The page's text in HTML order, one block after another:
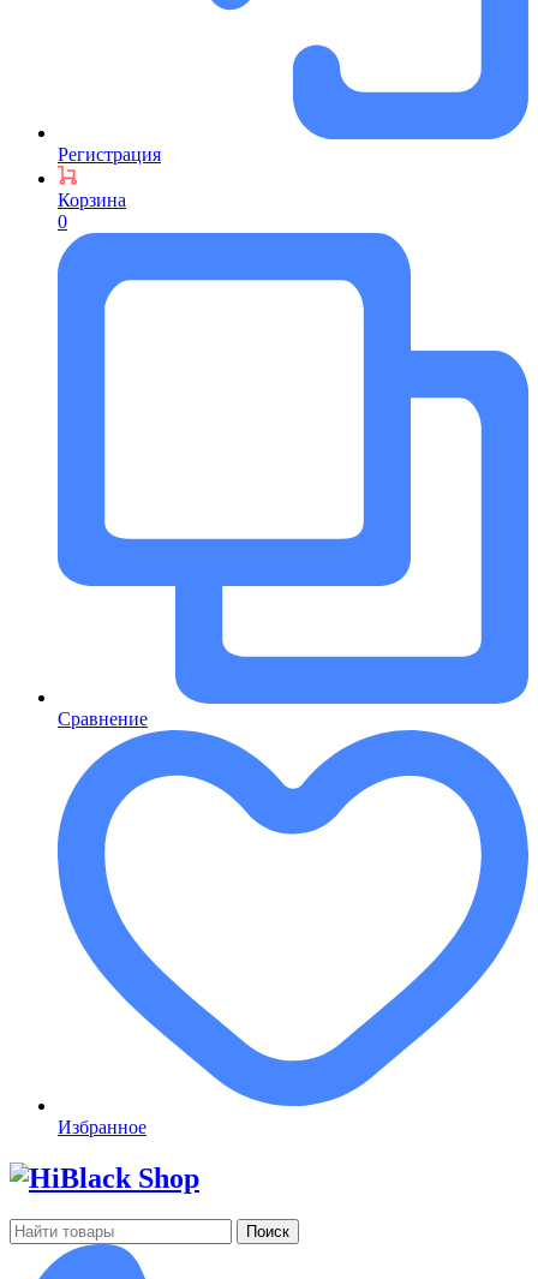
Регистрация
Корзина
0
Сравнение
Избранное
Поиск